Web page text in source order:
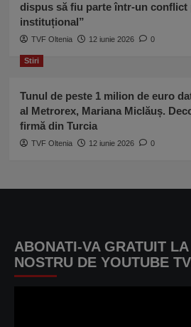
dispus să fiu parte într-un conflict
instituțional”
TVF Oltenia 12 iunie 2026 0
Stiri
Tunul de peste 1 milion de euro
al Metrorex, Mariana Miclăuș.
firmă din Turcia
TVF Oltenia 12 iunie 2026 0
ABONATI-VA GRATUIT
NOSTRU DE YOUTUBE